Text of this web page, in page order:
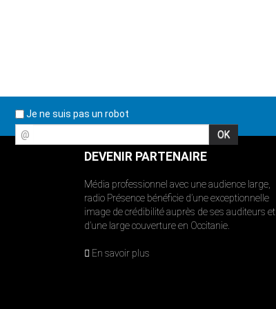
Je ne suis pas un robot
@
DEVENIR PARTENAIRE
Média professionnel avec une audience large,
radio Présence bénéficie d’une exceptionnelle
image de crédibilité auprès de ses auditeurs et
d’une large couverture en Occitanie.
En savoir plus